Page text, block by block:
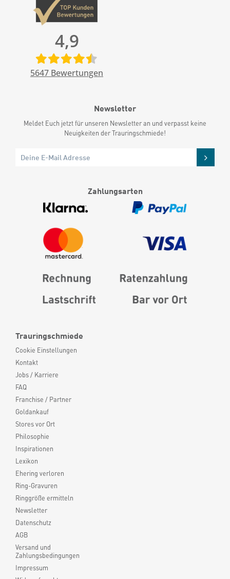
Trauringschmiede
Cookie Einstellungen
Kontakt
Jobs / Karriere
FAQ
Franchise / Partner
Goldankauf
Stores vor Ort
Philosophie
Inspirationen
Lexikon
Ehering verloren
Ring-Gravuren
Ringgröße ermitteln
Newsletter
Datenschutz
AGB
Versand und
Zahlungsbedingungen
Impressum
4,9
5647 Bewertungen
Newsletter
Meldet Euch jetzt für unseren Newsletter an und verpasst keine
Neuigkeiten der Trauringschmiede!
Zahlungsarten